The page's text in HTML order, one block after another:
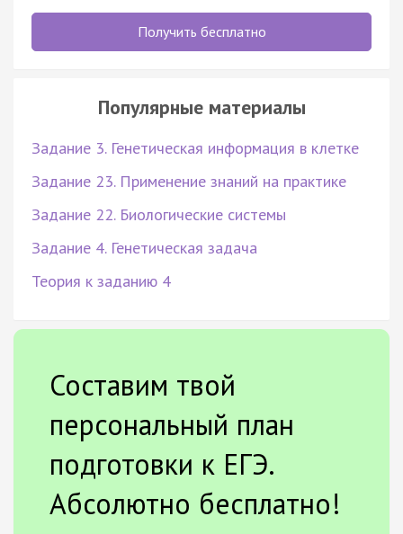
Получить бесплатно
Популярные материалы
Задание 3. Генетическая информация в клетке
Задание 23. Применение знаний на практике
Задание 22. Биологические системы
Задание 4. Генетическая задача
Теория к заданию 4
Составим твой
персональный план
подготовки к ЕГЭ.
Абсолютно бесплатно!